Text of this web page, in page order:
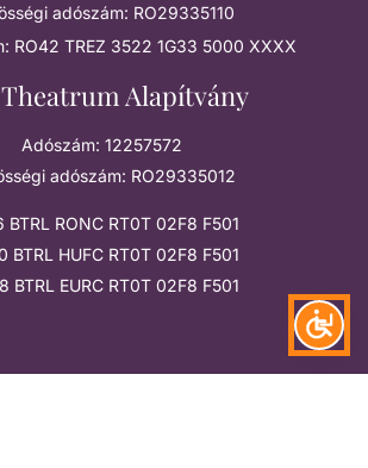
adószám: RO29335110
RO42 TREZ 3522 1G33 5000 XXXX
Alapítvány
Adószám: 12257572
adószám: RO29335012
BTRL RONC RT0T 02F8 F501
BTRL HUFC RT0T 02F8 F501
BTRL EURC RT0T 02F8 F501